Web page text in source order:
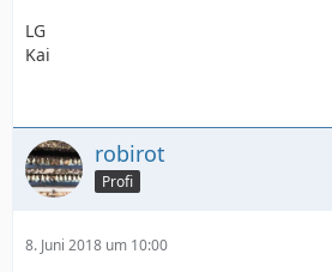
LG
Kai
robirot
Profi
8. Juni 2018 um 10:00